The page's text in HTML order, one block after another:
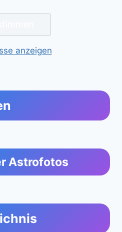
anzeigen
Astrofotos